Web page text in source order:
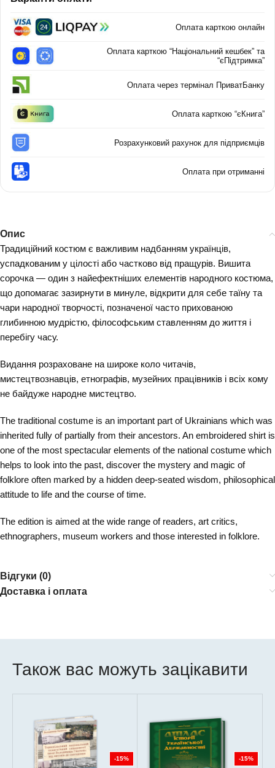
Оплата карткою онлайн
Оплата карткою “Національний кешбек” та
“єПідтримка”
Оплата через термінал ПриватБанку
Оплата карткою “єКнига”
Розрахунковий рахунок для підприємців
Оплата при отриманні
Опис
Традиційний костюм є важливим надбанням українців,
успадкованим у цілості або частково від пращурів. Вишита
сорочка — один з найефектніших елементів народного костюма,
що допомагає зазирнути в минуле, відкрити для себе таїну та
чари народної творчості, позначеної часто прихованою
глибинною мудрістю, філософським ставленням до життя і
перебігу часу.
Видання розраховане на широке коло читачів,
мистецтвознавців, етнографів, музейних працівників і всіх кому
не байдуже народне мистецтво.
The traditional costume is an important part of Ukrainians which was
inherited fully of partially from their ancestors. An embroidered shirt is
one of the most spectacular elements of the national costume which
helps to look into the past, discover the mystery and magic of
folklore often marked by a hidden deep-seated wisdom, philosophical
attitude to life and the course of time.
The edition is aimed at the wide range of readers, art critics,
ethnographers, museum workers and those interested in folklore.
Відгуки (0)
Доставка і оплата
Також вас можуть зацікавити
-15% -15%